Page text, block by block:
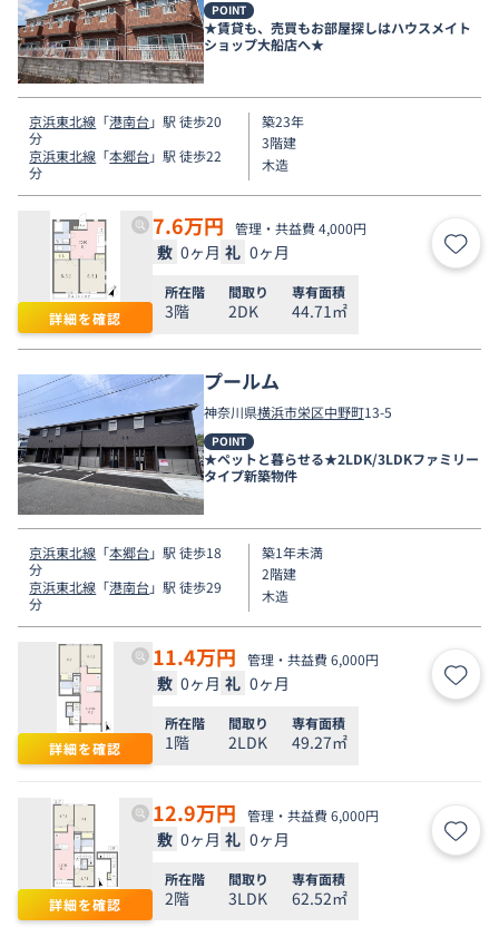
POINT
★賃貸も、売買もお部屋探しはハウスメイト
ショップ大船店へ★
京浜東北線 「港南台」駅 徒歩20
分
京浜東北線 「本郷台」駅 徒歩22
分
築23年
3階建
木造
詳細を確認
7.6万円 管理・共益費 4,000円
敷 0ヶ月 礼 0ヶ月 お気
所在階
3階
間取り
2DK
専有面積
44.71㎡
プールム
神奈川県横浜市栄区中野町13-5
POINT
★ペットと暮らせる★2LDK/3LDKファミリー
タイプ新築物件
京浜東北線 「本郷台」駅 徒歩18
分
京浜東北線 「港南台」駅 徒歩29
分
築1年未満
2階建
木造
詳細を確認
11.4万円 管理・共益費 6,000円
敷 0ヶ月 礼 0ヶ月 お気
所在階
1階
間取り
2LDK
専有面積
49.27㎡
詳細を確認
12.9万円 管理・共益費 6,000円
敷 0ヶ月 礼 0ヶ月 お気
所在階
2階
間取り
3LDK
専有面積
62.52㎡